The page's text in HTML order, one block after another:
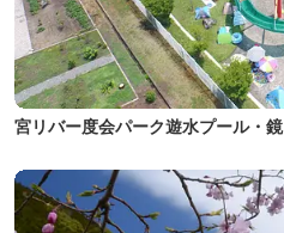
宮リバー度会パーク遊水プール・鏡